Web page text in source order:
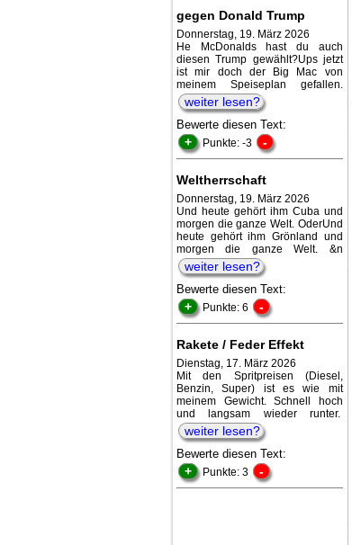
gegen Donald Trump
Donnerstag, 19. März 2026
He McDonalds hast du auch
diesen Trump gewählt?Ups jetzt
ist mir doch der Big Mac von
meinem Speiseplan gefallen.
weiter lesen?
Bewerte diesen Text:
+ Punkte: -3 -
Weltherrschaft
Donnerstag, 19. März 2026
Und heute gehört ihm Cuba und
morgen die ganze Welt. OderUnd
heute gehört ihm Grönland und
morgen die ganze Welt. &n
weiter lesen?
Bewerte diesen Text:
+ Punkte: 6 -
Rakete / Feder Effekt
Dienstag, 17. März 2026
Mit den Spritpreisen (Diesel,
Benzin, Super) ist es wie mit
meinem Gewicht. Schnell hoch
und langsam wieder runter.
weiter lesen?
Bewerte diesen Text:
+ Punkte: 3 -